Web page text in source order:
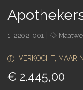
1-2202-001
VERKOCHT, MAAR
€ 2.445,00